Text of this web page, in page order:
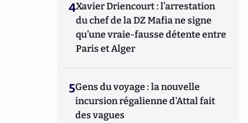
4Xavier Driencourt : l’arrestation
du chef de la DZ Mafia ne signe
qu’une vraie-fausse détente entre
Paris et Alger
5Gens du voyage : la nouvelle
incursion régalienne d'Attal fait
des vagues